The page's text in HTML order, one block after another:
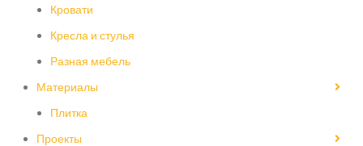
Кровати
Кресла и стулья
Разная мебель
Материалы
Плитка
Проекты